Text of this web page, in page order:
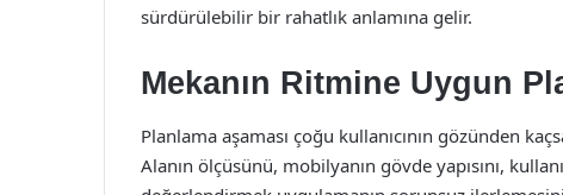
sürdürülebilir bir rahatlık anlamına gelir.
Mekanın Ritmine Uygun
Planlama aşaması çoğu kullanıcının gözünden
Alanın ölçüsünü, mobilyanın gövde yapısını,